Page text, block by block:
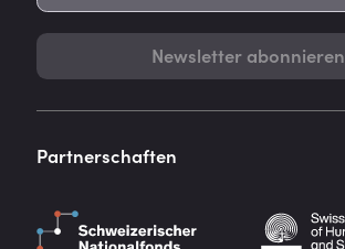
Newsletter abonnieren
Partnerschaften